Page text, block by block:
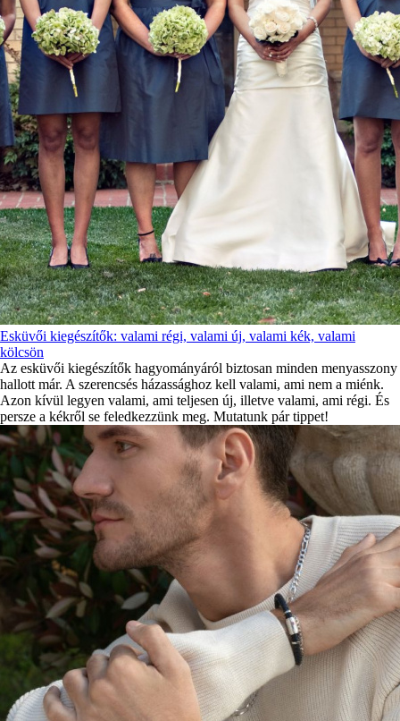
Esküvői kiegészítők: valami régi, valami új, valami kék, valami
kölcsön
Az esküvői kiegészítők hagyományáról biztosan minden menyasszony
hallott már. A szerencsés házassághoz kell valami, ami nem a miénk.
Azon kívül legyen valami, ami teljesen új, illetve valami, ami régi. És
persze a kékről se feledkezzünk meg. Mutatunk pár tippet!